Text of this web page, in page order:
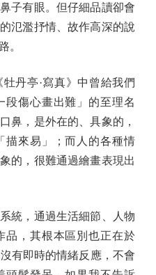
子有眼。但仔細品讀卻會
氾濫抒情、故作高深的說
。
丹亭·寫真》中曾給我們
段傷心畫出難」的至理名
鼻，是外在的、具象的，
描來易」；而人的各種情
的，很難通過繪畫表現出
，通過生活細節、人物
品，其根本區別也正在於
有即時的情緒反應，不會